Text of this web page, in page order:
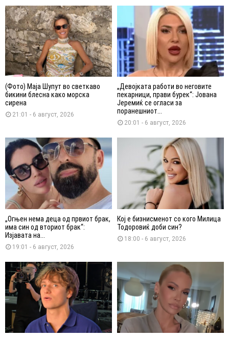
(Фото) Маја Шупут во светкаво
бикини блесна како морска
сирена
21:01 - 6 август, 2026
„Девојката работи во неговите
пекарници, прави бурек“: Јована
Јеремиќ се огласи за
поранешниот...
20:01 - 6 август, 2026
„Огњен нема деца од првиот брак,
има син од вториот брак“:
Изјавата на...
19:01 - 6 август, 2026
Кој е бизнисменот со кого Милица
Тодоровиќ доби син?
18:00 - 6 август, 2026